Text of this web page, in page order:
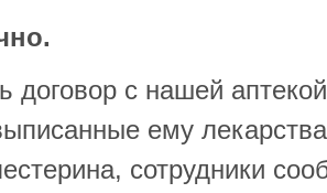
договор с нашей
ему
сотрудники